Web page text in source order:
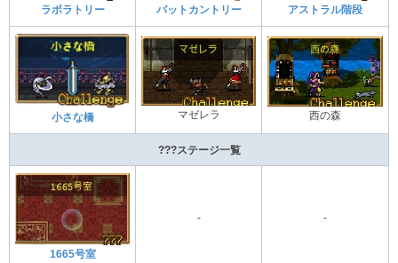
ラボラトリー バットカントリー アストラル階段
小さな橋 マゼレラ 西の森
???ステージ一覧
1665号室
- -